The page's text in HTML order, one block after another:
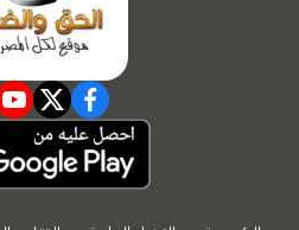
facebook